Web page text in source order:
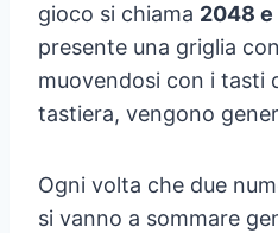
gioco si chiama 2048 e
presente una griglia
muovendosi con i tasti
tastiera, vengono
Ogni volta che due
si vanno a sommare